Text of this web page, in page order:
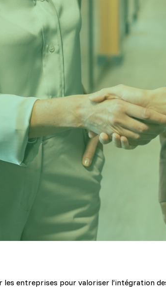
entreprises pour valoriser l’intégration